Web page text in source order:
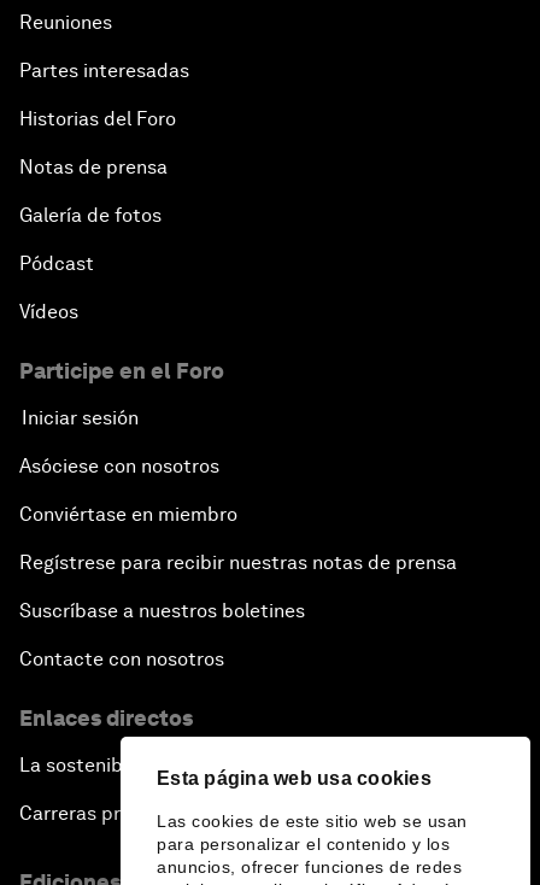
Esta página web usa cookies
Las cookies de este sitio web se usan
para personalizar el contenido y los
anuncios, ofrecer funciones de redes
Reuniones
Partes interesadas
Historias del Foro
Notas de prensa
Galería de fotos
Pódcast
Vídeos
Participe en el Foro
Iniciar sesión
Asóciese con nosotros
Conviértase en miembro
Regístrese para recibir nuestras notas de prensa
Suscríbase a nuestros boletines
Contacte con nosotros
Enlaces directos
La sostenibilidad en el Foro
Carreras profesionales